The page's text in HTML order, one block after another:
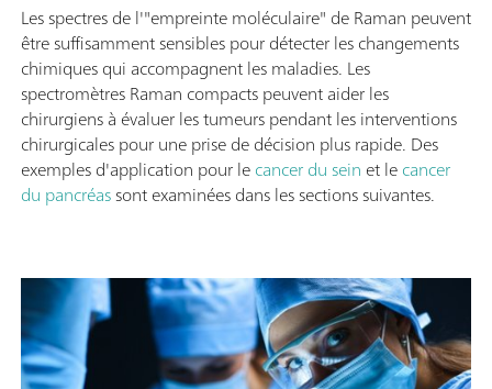
Les spectres de l'"empreinte moléculaire" de Raman peuvent
être suffisamment sensibles pour détecter les changements
chimiques qui accompagnent les maladies. Les
spectromètres Raman compacts peuvent aider les
chirurgiens à évaluer les tumeurs pendant les interventions
chirurgicales pour une prise de décision plus rapide. Des
exemples d'application pour lecancer du sein et lecancer
du pancréassont examinées dans les sections suivantes.